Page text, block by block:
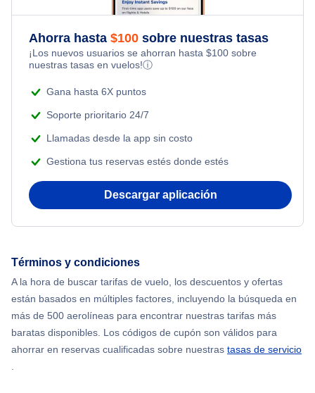
Flights Under $199
Flights from Nueva York to Tel Aviv
Flights from Nueva York to Estanbul
Flights from Nueva York to Singapur
Flights from Nueva York to Mumbai
Flights from Shanghai to Nueva York
Flights from Nueva York to Seúl
Flights from Nueva York to Hong Kong
Honeymoon Vacations
Adventure Vacations
Ahorra hasta $100 sobre nuestras tasas
¡Los nuevos usuarios se ahorran hasta $100 sobre
nuestras tasas en vuelos!ⓘ
Gana hasta 6X puntos
Soporte prioritario 24/7
Llamadas desde la app sin costo
Gestiona tus reservas estés donde estés
Descargar aplicación
Términos y condiciones
A la hora de buscar tarifas de vuelo, los descuentos y ofertas
están basados en múltiples factores, incluyendo la búsqueda en
más de 500 aerolíneas para encontrar nuestras tarifas más
baratas disponibles. Los códigos de cupón son válidos para
ahorrar en reservas cualificadas sobre nuestras tasas de servicio
.